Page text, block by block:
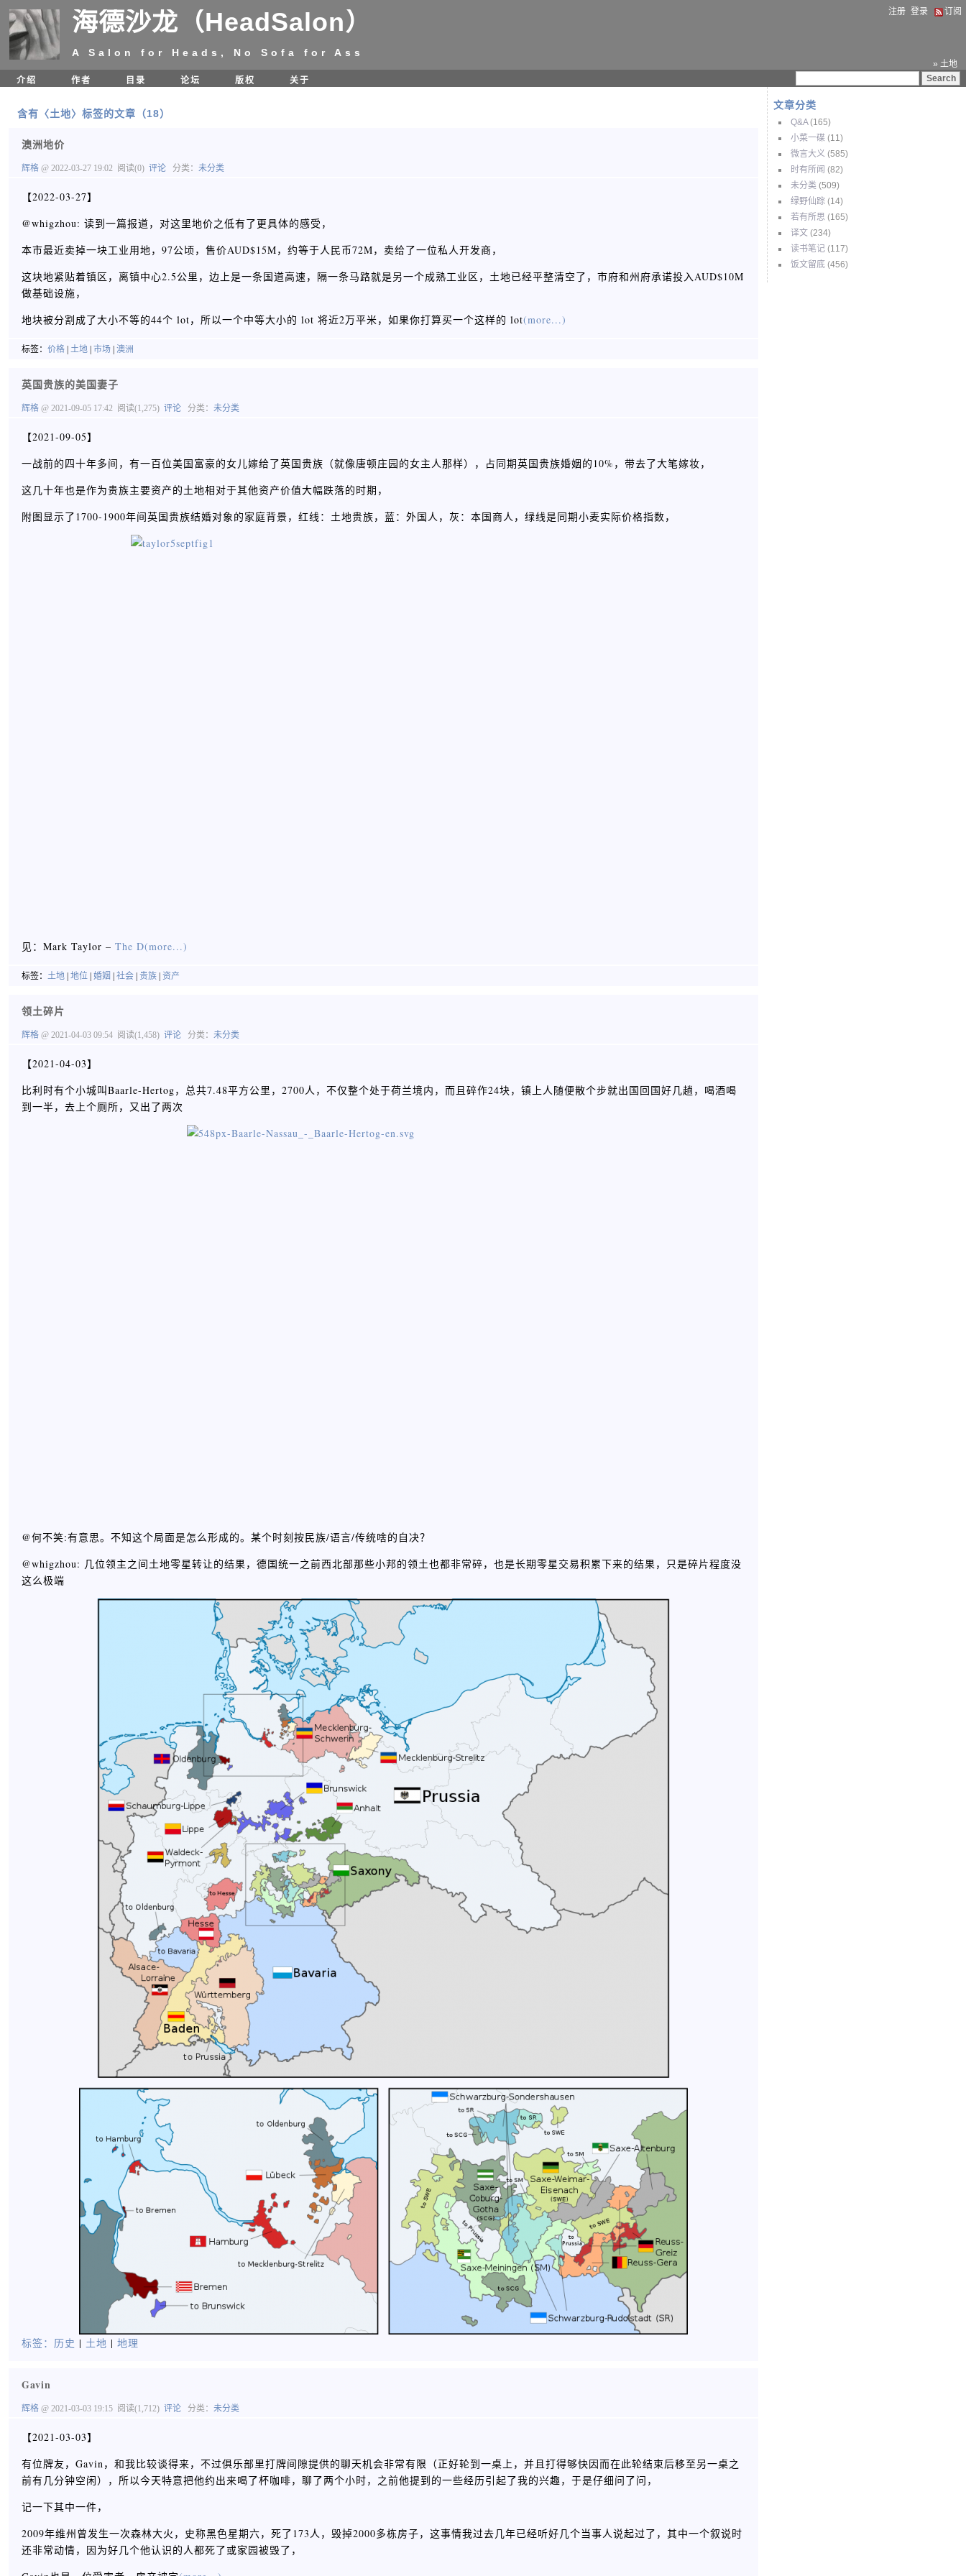
海德沙龙（HeadSalon）
A Salon for Heads, No Sofa for Ass
注册 登录 订阅
» 土地
介绍
作者 目录 论坛 版权 关于
文章分类
Q&A(165)
小菜一碟 (11)
微言大义 (585)
时有所闻 (82)
未分类 (509)
绿野仙踪 (14)
若有所思 (165)
译文 (234)
读书笔记 (117)
饭文留底 (456)
含有〈土地〉标签的文章（18）
澳洲地价
辉格 @ 2022-03-27 19:02 阅读(0) 评论 分类： 未分类
【2022-03-27】
@whigzhou: 读到一篇报道，对这里地价之低有了更具体的感受，
本市最近卖掉一块工业用地，97公顷，售价AUD$15M，约等于人民币72M，卖给了一位私人开发商，
这块地紧贴着镇区，离镇中心2.5公里，边上是一条国道高速，隔一条马路就是另一个成熟工业区，土地已经平整清空了，市府和州府承诺投入AUD$10M
做基础设施，
地块被分割成了大小不等的44个 lot，所以一个中等大小的 lot 将近2万平米，如果你打算买一个这样的 lot(more...)
标签： 价格 土地 市场 澳洲
英国贵族的美国妻子
辉格 @ 2021-09-05 17:42 阅读(1,275) 评论 分类： 未分类
【2021-09-05】
一战前的四十年多间，有一百位美国富豪的女儿嫁给了英国贵族（就像唐顿庄园的女主人那样），占同期英国贵族婚姻的10%，带去了大笔嫁妆，
这几十年也是作为贵族主要资产的土地相对于其他资产价值大幅跌落的时期，
附图显示了1700-1900年间英国贵族结婚对象的家庭背景，红线：土地贵族，蓝：外国人，灰：本国商人，绿线是同期小麦实际价格指数，
见：Mark Taylor – The D(more...)
标签： 土地 地位 婚姻 社会 贵族 资产
领土碎片
辉格 @ 2021-04-03 09:54 阅读(1,458) 评论 分类： 未分类
【2021-04-03】
比利时有个小城叫Baarle-Hertog，总共7.48平方公里，2700人，不仅整个处于荷兰境内，而且碎作24块，镇上人随便散个步就出国回国好几趟，喝酒喝
到一半，去上个厕所，又出了两次
@何不笑:有意思。不知这个局面是怎么形成的。某个时刻按民族/语言/传统啥的自决？
@whigzhou: 几位领主之间土地零星转让的结果，德国统一之前西北部那些小邦的领土也都非常碎，也是长期零星交易积累下来的结果，只是碎片程度没
这么极端
标签： 历史 | 土地 | 地理
Gavin
辉格 @ 2021-03-03 19:15 阅读(1,712) 评论 分类： 未分类
【2021-03-03】
有位牌友，Gavin，和我比较谈得来，不过俱乐部里打牌间隙提供的聊天机会非常有限（正好轮到一桌上，并且打得够快因而在此轮结束后移至另一桌之
前有几分钟空闲），所以今天特意把他约出来喝了杯咖啡，聊了两个小时，之前他提到的一些经历引起了我的兴趣，于是仔细问了问，
记一下其中一件，
2009年维州曾发生一次森林大火，史称黑色星期六，死了173人，毁掉2000多栋房子，这事情我过去几年已经听好几个当事人说起过了，其中一个叙说时
还非常动情，因为好几个他认识的人都死了或家园被毁了，